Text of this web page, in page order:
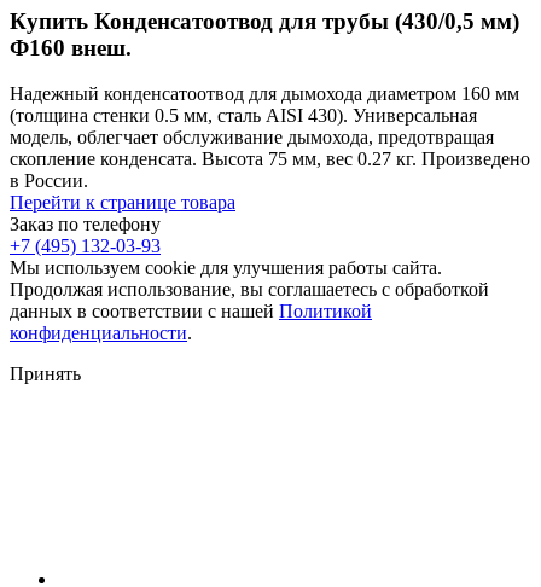
Купить Конденсатоотвод для трубы (430/0,5 мм)
Ф160 внеш.
Надежный конденсатоотвод для дымохода диаметром 160 мм
(толщина стенки 0.5 мм, сталь AISI 430). Универсальная
модель, облегчает обслуживание дымохода, предотвращая
скопление конденсата. Высота 75 мм, вес 0.27 кг. Произведено
в России.
Перейти к странице товара
Заказ по телефону
+7 (495) 132-03-93
Мы используем cookie для улучшения работы сайта.
Продолжая использование, вы соглашаетесь с обработкой
данных в соответствии с нашей Политикой
конфиденциальности.
Принять